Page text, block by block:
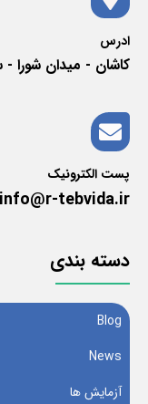
ادرس
کاشان - میدان شورا
پست الکترونیک
info@r-tebvida.ir
دسته بندی
Blog
News
آزمایش ها